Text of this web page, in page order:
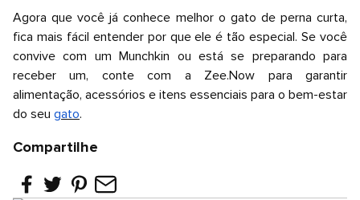
Agora que você já conhece melhor o gato de perna curta,
fica mais fácil entender por que ele é tão especial. Se você
convive com um Munchkin ou está se preparando para
receber um, conte com a Zee.Now para garantir
alimentação, acessórios e itens essenciais para o bem-estar
do seu gato.
Compartilhe